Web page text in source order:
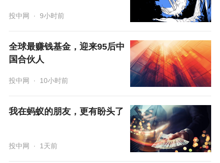
投中网 · 9小时前
全球最赚钱基金，迎来95后中
国合伙人
投中网 · 10小时前
我在蚂蚁的朋友，更有盼头了
投中网 · 1天前